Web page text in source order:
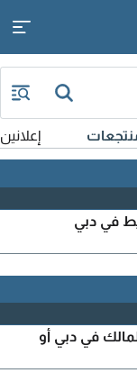
إعلانين
في دبي
في دبي أو